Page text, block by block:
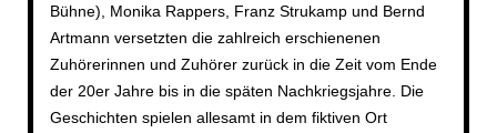
Bühne), Monika Rappers, Franz Strukamp und Bernd
Artmann versetzten die zahlreich erschienenen
Zuhörerinnen und Zuhörer zurück in die Zeit vom Ende
der 20er Jahre bis in die späten Nachkriegsjahre. Die
Geschichten spielen allesamt in dem fiktiven Ort